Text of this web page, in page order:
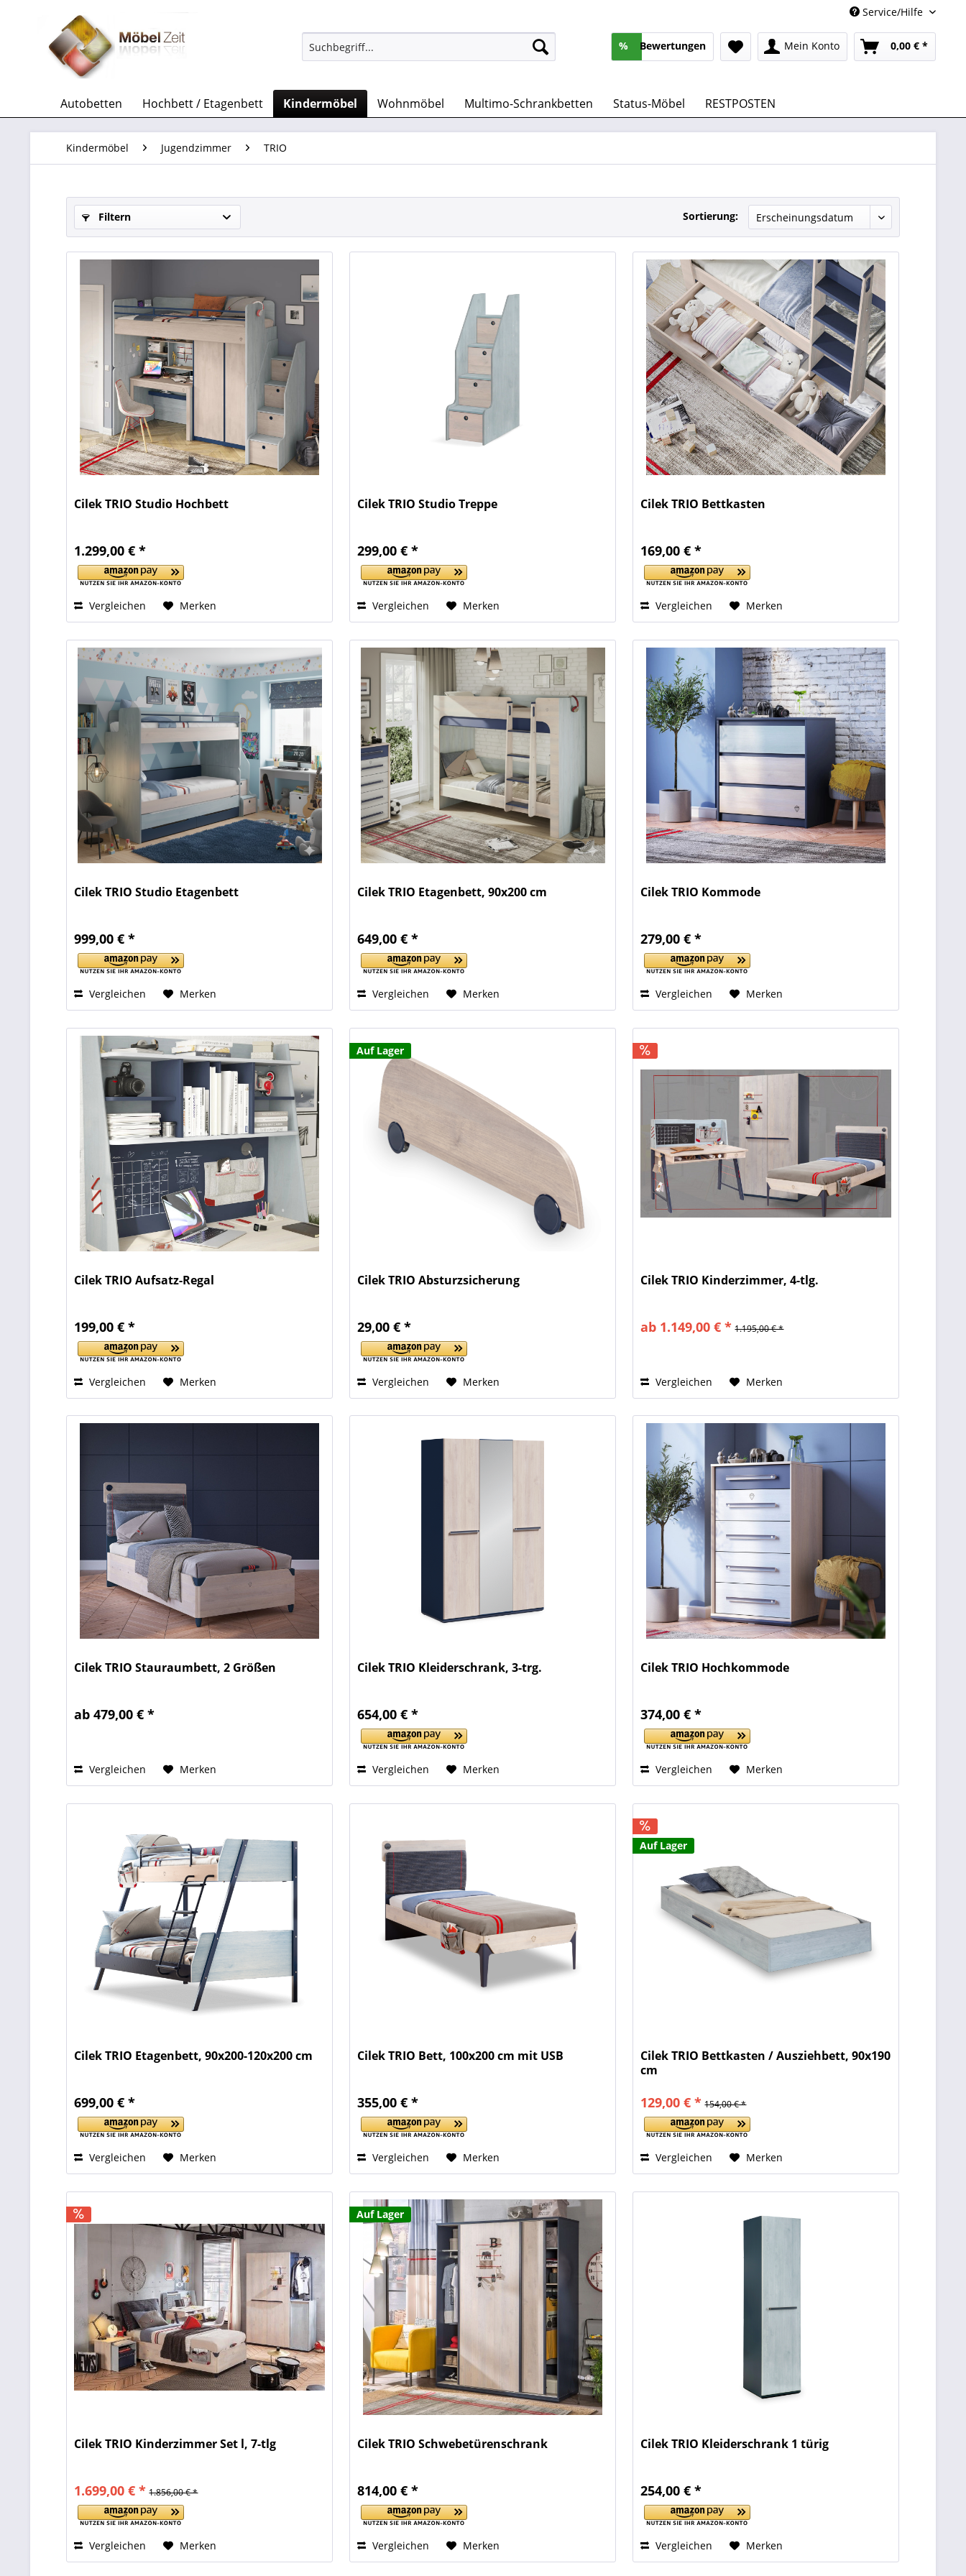
Service/Hilfe
% Bewertungen Mein Konto 0,00 € *
Autobetten Hochbett / Etagenbett Kindermöbel Wohnmöbel Multimo-Schrankbetten Status-Möbel RESTPOSTEN
Kindermöbel Jugendzimmer TRIO
Filtern Sortierung:
Cilek TRIO Studio Hochbett
1.299,00 € *
Vergleichen Merken
Cilek TRIO Studio Treppe
299,00 € *
Vergleichen Merken
Cilek TRIO Bettkasten
169,00 € *
Vergleichen Merken
Cilek TRIO Studio Etagenbett
999,00 € *
Vergleichen Merken
Cilek TRIO Etagenbett, 90x200 cm
649,00 € *
Vergleichen Merken
Cilek TRIO Kommode
279,00 € *
Vergleichen Merken
Cilek TRIO Aufsatz-Regal
199,00 € *
Vergleichen Merken
Auf Lager
Cilek TRIO Absturzsicherung
29,00 € *
Vergleichen Merken
Cilek TRIO Kinderzimmer, 4-tlg.
ab 1.149,00 € * 1.195,00 € *
Vergleichen Merken
Cilek TRIO Stauraumbett, 2 Größen
ab 479,00 € *
Vergleichen Merken
Cilek TRIO Kleiderschrank, 3-trg.
654,00 € *
Vergleichen Merken
Cilek TRIO Hochkommode
374,00 € *
Vergleichen Merken
Cilek TRIO Etagenbett, 90x200-120x200 cm
699,00 € *
Vergleichen Merken
Cilek TRIO Bett, 100x200 cm mit USB
355,00 € *
Vergleichen Merken
Auf Lager
Cilek TRIO Bettkasten / Ausziehbett, 90x190
cm
129,00 € * 154,00 € *
Vergleichen Merken
Cilek TRIO Kinderzimmer Set l, 7-tlg
1.699,00 € * 1.856,00 € *
Vergleichen Merken
Auf Lager
Cilek TRIO Schwebetürenschrank
814,00 € *
Vergleichen Merken
Cilek TRIO Kleiderschrank 1 türig
254,00 € *
Vergleichen Merken